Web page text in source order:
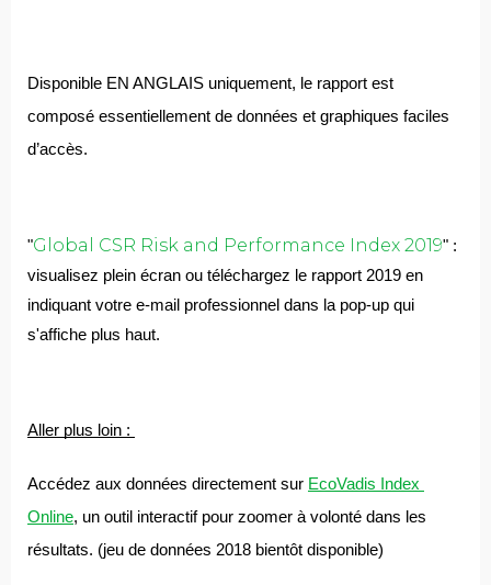
Disponible EN ANGLAIS uniquement, le rapport est
composé essentiellement de données et graphiques faciles
d’accès.
"Global CSR Risk and Performance Index 2019" :
visualisez plein écran ou téléchargez le rapport 2019 en
indiquant votre e-mail professionnel dans la pop-up qui
s'affiche plus haut.
Aller plus loin :
Accédez aux données directement sur EcoVadis Index
Online, un outil interactif pour zoomer à volonté dans les
résultats. (jeu de données 2018 bientôt disponible)